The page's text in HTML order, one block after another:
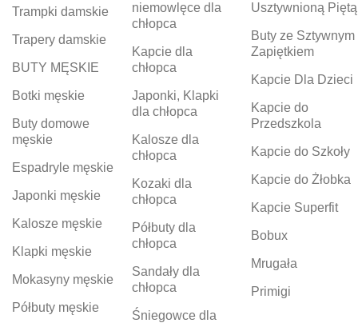
Trampki damskie
Trapery damskie
BUTY MĘSKIE
Botki męskie
Buty domowe
męskie
Espadryle męskie
Japonki męskie
Kalosze męskie
Klapki męskie
Mokasyny męskie
Półbuty męskie
niemowlęce dla
chłopca
Kapcie dla
chłopca
Japonki, Klapki
dla chłopca
Kalosze dla
chłopca
Kozaki dla
chłopca
Półbuty dla
chłopca
Sandały dla
chłopca
Śniegowce dla
Usztywnioną Piętą
Buty ze Sztywnym
Zapiętkiem
Kapcie Dla Dzieci
Kapcie do
Przedszkola
Kapcie do Szkoły
Kapcie do Żłobka
Kapcie Superfit
Bobux
Mrugała
Primigi